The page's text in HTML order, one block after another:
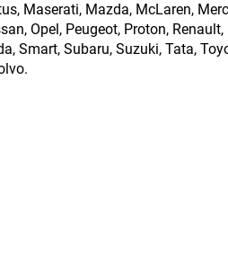
Maserati, Mazda, McLaren,
Opel, Peugeot, Proton, Renault,
Smart, Subaru, Suzuki, Tata,